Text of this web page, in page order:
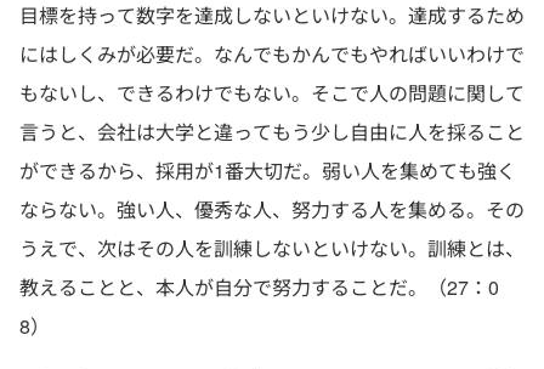
目標を持って数字を達成しないといけない。達成するため
にはしくみが必要だ。なんでもかんでもやればいいわけで
もないし、できるわけでもない。そこで人の問題に関して
言うと、会社は大学と違ってもう少し自由に人を採ること
ができるから、採用が1番大切だ。弱い人を集めても強く
ならない。強い人、優秀な人、努力する人を集める。その
うえで、次はその人を訓練しないといけない。訓練とは、
教えることと、本人が自分で努力することだ。（27：0
8）